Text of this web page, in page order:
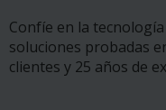
Confíe en la
soluciones probadas
clientes y 25 años de